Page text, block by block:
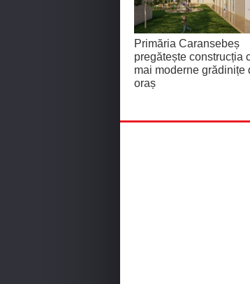
Primăria Caransebeș
pregătește construcția
mai moderne grădinițe
oraș